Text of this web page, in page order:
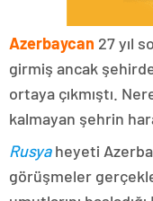
Azerbaycan 27 yıl
girmiş ancak
ortaya çıkmıştı.
kalmayan şehrin
Rusyaheyeti
görüşmeler